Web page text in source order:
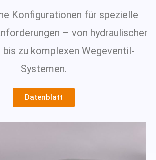
Konfigurationen für spezielle
– von hydraulischer
bis zu komplexen Wegeventil-
Systemen.
Datenblatt